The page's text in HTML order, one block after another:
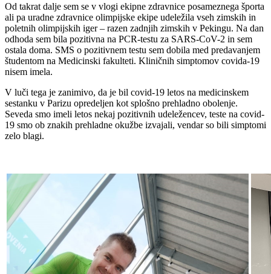
Od takrat dalje sem se v vlogi ekipne zdravnice posameznega športa
ali pa uradne zdravnice olimpijske ekipe udeležila vseh zimskih in
poletnih olimpijskih iger – razen zadnjih zimskih v Pekingu. Na dan
odhoda sem bila pozitivna na PCR-testu za SARS-CoV-2 in sem
ostala doma. SMS o pozitivnem testu sem dobila med predavanjem
študentom na Medicinski fakulteti. Kliničnih simptomov covida-19
nisem imela.
V luči tega je zanimivo, da je bil covid-19 letos na medicinskem
sestanku v Parizu opredeljen kot splošno prehladno obolenje.
Seveda smo imeli letos nekaj pozitivnih udeležencev, teste na covid-
19 smo ob znakih prehladne okužbe izvajali, vendar so bili simptomi
zelo blagi.